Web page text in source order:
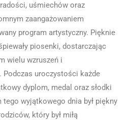
uśmiechów oraz
zaangażowaniem
program artystyczny. Pięknie
piosenki, dostarczając
wielu wzruszeń i
Podczas uroczystości każde
dyplom, medal oraz słodki
wyjątkowego dnia był piękny
który był miłą